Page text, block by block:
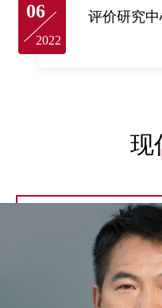
06
2022
评价研究
现
中国人民
现任中国人民大学评价
师，“长江学者”特聘教